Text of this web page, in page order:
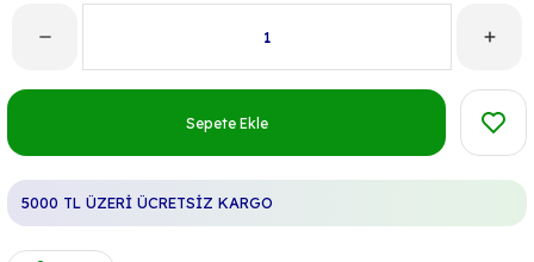
Sepete Ekle
5000 TL ÜZERİ ÜCRETSİZ KARGO